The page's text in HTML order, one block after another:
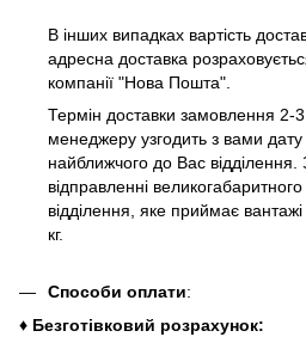
В інших випадках вартість
адресна доставка
компанії "Нова Пошта".
Термін доставки замовлення 2-
менеджеру узгодить з вами
найближчого до Вас відділення.
відправленні
відділення, яке приймає
кг.
Способи оплати:
♦ Безготівковий розрахунок: